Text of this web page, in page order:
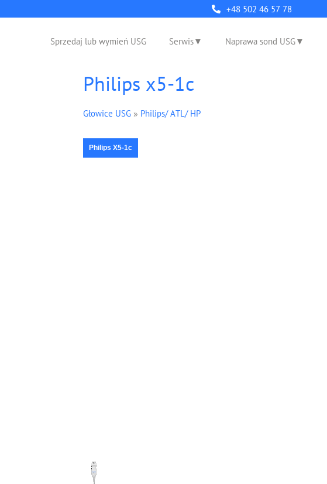
+48 502 46 57 78
Sprzedaj lub wymień USG Serwis Naprawa sond USG
Philips x5-1c
Głowice USG » Philips/ ATL/ HP
Philips X5-1c